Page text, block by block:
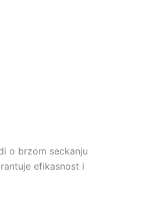
o brzom seckanju
efikasnost i